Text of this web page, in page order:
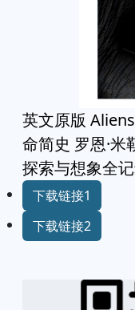
英文原版
命简史 罗恩·
探索与想象全
下载链接1
下载链接2